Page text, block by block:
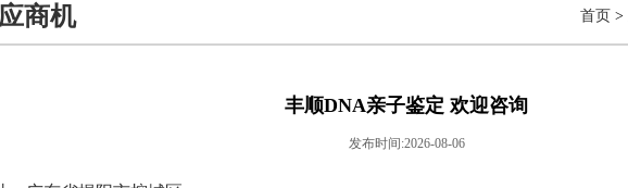
商机 首页 >
丰顺DNA亲子鉴定 欢迎咨询
发布时间:2026-08-06
隐私亲子鉴定